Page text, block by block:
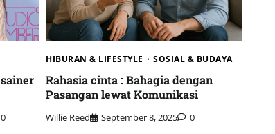
0
HIBURAN & LIFESTYLE SOSIAL & BUDAYA
Rahasia cinta : Bahagia dengan
Pasangan lewat Komunikasi
Willie Reed September 8, 2025 0